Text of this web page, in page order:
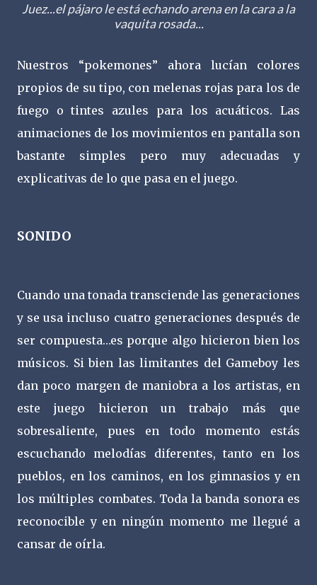
Juez...el pájaro le está echando arena en la cara a la
vaquita rosada...
Nuestros “pokemones” ahora lucían colores
propios de su tipo, con melenas rojas para los de
fuego o tintes azules para los acuáticos. Las
animaciones de los movimientos en pantalla son
bastante simples pero muy adecuadas y
explicativas de lo que pasa en el juego.
SONIDO
Cuando una tonada transciende las generaciones
y se usa incluso cuatro generaciones después de
ser compuesta…es porque algo hicieron bien los
músicos. Si bien las limitantes del Gameboy les
dan poco margen de maniobra a los artistas, en
este juego hicieron un trabajo más que
sobresaliente, pues en todo momento estás
escuchando melodías diferentes, tanto en los
pueblos, en los caminos, en los gimnasios y en
los múltiples combates. Toda la banda sonora es
reconocible y en ningún momento me llegué a
cansar de oírla.